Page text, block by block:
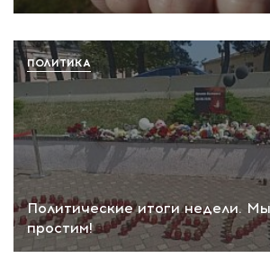
Политические итоги недели.
простим!
ПОЛИТИКА